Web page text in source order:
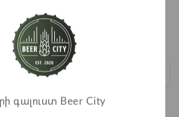
գալուստ Beer City